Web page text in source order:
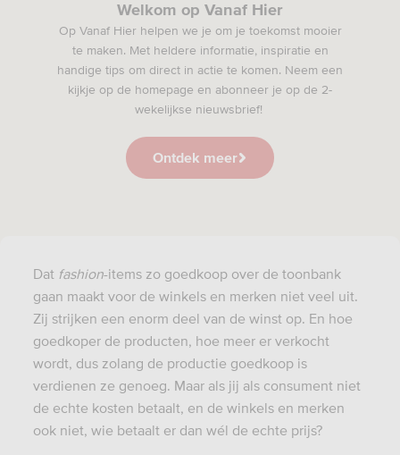
Welkom op Vanaf Hier
Op Vanaf Hier helpen we je om je toekomst mooier
te maken. Met heldere informatie, inspiratie en
handige tips om direct in actie te komen. Neem een
kijkje op de homepage en abonneer je op de 2-
wekelijkse nieuwsbrief!
Ontdek meer
Dat fashion-items zo goedkoop over de toonbank
gaan maakt voor de winkels en merken niet veel uit.
Zij strijken een enorm deel van de winst op. En hoe
goedkoper de producten, hoe meer er verkocht
wordt, dus zolang de productie goedkoop is
verdienen ze genoeg. Maar als jij als consument niet
de echte kosten betaalt, en de winkels en merken
ook niet, wie betaalt er dan wél de echte prijs?